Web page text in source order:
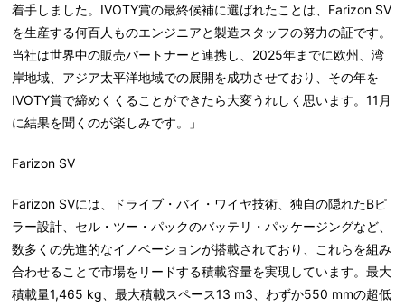
着手しました。IVOTY賞の最終候補に選ばれたことは、Farizon SV
を生産する何百人ものエンジニアと製造スタッフの努力の証です。
当社は世界中の販売パートナーと連携し、2025年までに欧州、湾
岸地域、アジア太平洋地域での展開を成功させており、その年を
IVOTY賞で締めくくることができたら大変うれしく思います。11月
に結果を聞くのが楽しみです。」
Farizon SV
Farizon SVには、ドライブ・バイ・ワイヤ技術、独自の隠れたBピ
ラー設計、セル・ツー・パックのバッテリ・パッケージングなど、
数多くの先進的なイノベーションが搭載されており、これらを組み
合わせることで市場をリードする積載容量を実現しています。最大
積載量1,465 kg、最大積載スペース13 m3、わずか550 mmの超低